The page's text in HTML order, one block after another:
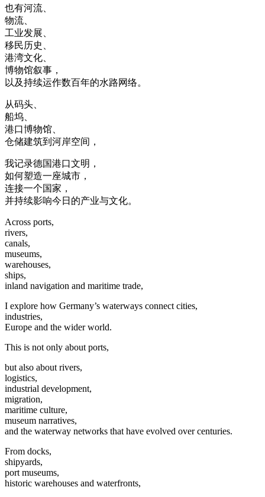
也有河流、
物流、
工业发展、
移民历史、
港湾文化、
博物馆叙事，
以及持续运作数百年的水路网络。
从码头、
船坞、
港口博物馆、
仓储建筑到河岸空间，
我记录德国港口文明，
如何塑造一座城市，
连接一个国家，
并持续影响今日的产业与文化。
Across ports,
rivers,
canals,
museums,
warehouses,
ships,
inland navigation and maritime trade,
I explore how Germany’s waterways connect cities,
industries,
Europe and the wider world.
This is not only about ports,
but also about rivers,
logistics,
industrial development,
migration,
maritime culture,
museum narratives,
and the waterway networks that have evolved over centuries.
From docks,
shipyards,
port museums,
historic warehouses and waterfronts,